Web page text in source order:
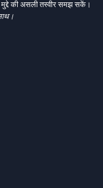
की असली तस्वीर समझ सकें।